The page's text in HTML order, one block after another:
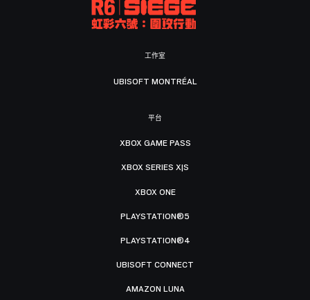
工作室
UBISOFT MONTRÉAL
平台
XBOX GAME PASS
XBOX SERIES X|S
XBOX ONE
PLAYSTATION®5
PLAYSTATION®4
UBISOFT CONNECT
AMAZON LUNA